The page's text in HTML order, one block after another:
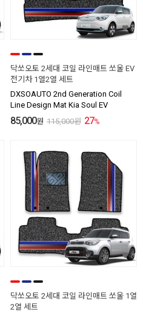
닥쏘오토 2세대 코일 라인매트 쏘울 EV
전기차 1열2열 세트
DXSOAUTO 2nd Generation Coil
Line Design Mat Kia Soul EV
85,000원 115,000원 27%
닥쏘오토 2세대 코일 라인매트 쏘울 1열
2열 세트